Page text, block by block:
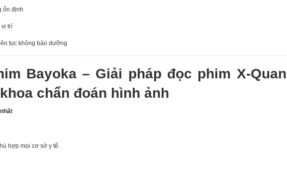
ổn định
vị trí
tục không bảo dưỡng
Bayoka – Giải pháp đọc phim X-
chẩn đoán hình ảnh
hợp mọi cơ sở y tế.